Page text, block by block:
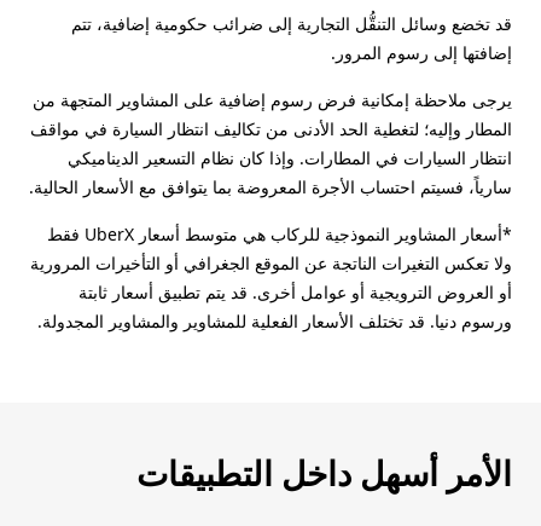
قد تخضع وسائل التنقُّل التجارية إلى ضرائب حكومية إضافية، تتم
إضافتها إلى رسوم المرور.
يرجى ملاحظة إمكانية فرض رسوم إضافية على المشاوير المتجهة من
المطار وإليه؛ لتغطية الحد الأدنى من تكاليف انتظار السيارة في مواقف
انتظار السيارات في المطارات. وإذا كان نظام التسعير الديناميكي
سارياً، فسيتم احتساب الأجرة المعروضة بما يتوافق مع الأسعار الحالية.
*أسعار المشاوير النموذجية للركاب هي متوسط أسعار UberX فقط
ولا تعكس التغيرات الناتجة عن الموقع الجغرافي أو التأخيرات المرورية
أو العروض الترويجية أو عوامل أخرى. قد يتم تطبيق أسعار ثابتة
ورسوم دنيا. قد تختلف الأسعار الفعلية للمشاوير والمشاوير المجدولة.
الأمر أسهل داخل التطبيقات